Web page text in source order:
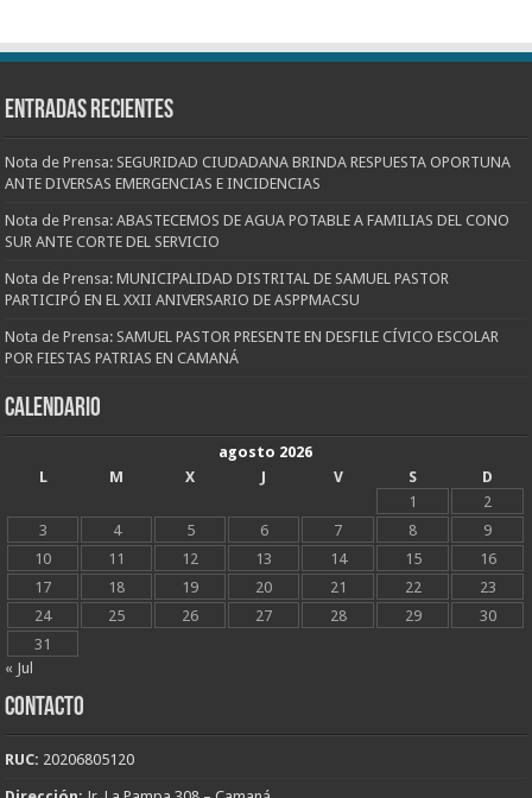
Entradas recientes
Nota de Prensa: SEGURIDAD CIUDADANA BRINDA RESPUESTA OPORTUNA
ANTE DIVERSAS EMERGENCIAS E INCIDENCIAS
Nota de Prensa: ABASTECEMOS DE AGUA POTABLE A FAMILIAS DEL CONO
SUR ANTE CORTE DEL SERVICIO
Nota de Prensa: MUNICIPALIDAD DISTRITAL DE SAMUEL PASTOR
PARTICIPÓ EN EL XXII ANIVERSARIO DE ASPPMACSU
Nota de Prensa: SAMUEL PASTOR PRESENTE EN DESFILE CÍVICO ESCOLAR
POR FIESTAS PATRIAS EN CAMANÁ
CALENDARIO
agosto 2026
L
M X J V S
D
1
2
3
4 5 6 7 8
9
10
11 12 13 14 15
16
17
18 19 20 21 22
23
24
25 26 27 28 29
30
31
« Jul
CONTACTO
RUC: 20206805120